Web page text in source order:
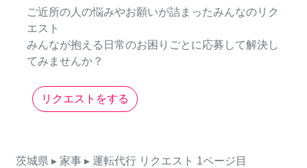
ご近所の人の悩みやお願いが詰まったみんなのリク
エスト
みんなが抱える日常のお困りごとに応募して解決し
てみませんか？
リクエストをする
茨城県 ▸ 家事 ▸ 運転代行 リクエスト 1ページ目